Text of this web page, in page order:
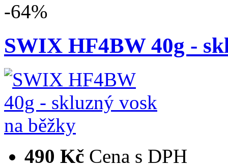
-64%
SWIX HF4BW 40g -
490 Kč Cena s DPH